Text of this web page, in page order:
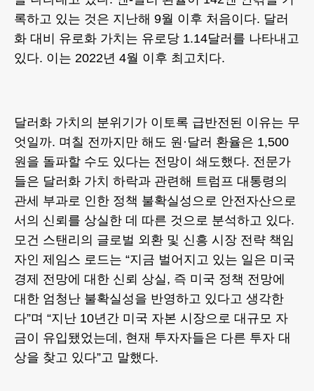
록하고 있는 것은 지난해 9월 이후 처음이다. 달러
화 대비 유로화 가치는 유로당 1.14달러를 나타내고
있다. 이는 2022년 4월 이후 최고치다.
달러화 가치의 분위기가 이토록 급반전된 이유는 무
엇일까. 며칠 전까지만 해도 원·달러 환율은 1,500
원을 돌파할 수도 있다는 전망이 쇄도했다. 전문가
들은 달러화 가치 하락과 관련해 트럼프 대통령의
관세 부과로 인한 정책 불확실성으로 안전자산으로
서의 신뢰를 상실한 데 따른 것으로 분석하고 있다.
모건 스탠리의 글로벌 외환 및 신흥 시장 전략 책임
자인 제임스 로드는 “지금 벌어지고 있는 일은 미국
경제 전망에 대한 신뢰 상실, 즉 미국 정책 전망에
대한 엄청난 불확실성을 반영하고 있다고 생각한
다”며 “지난 10년간 미국 자본 시장으로 대규모 자
금이 유입됐었는데, 현재 투자자들은 다른 투자 대
상을 찾고 있다”고 말했다.